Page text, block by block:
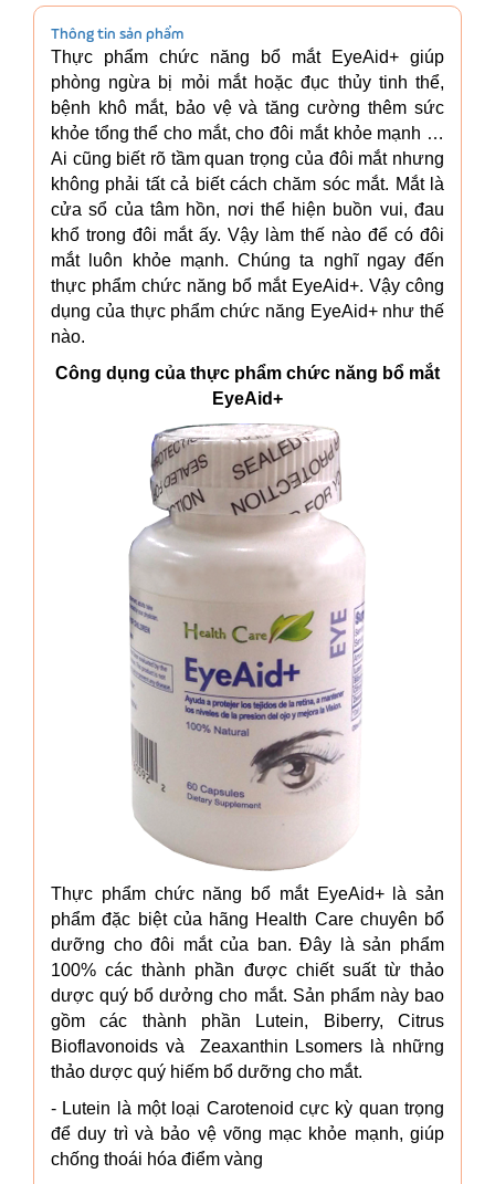
Thông tin sản phẩm
Thực phẩm chức năng bổ mắt EyeAid+ giúp
phòng ngừa bị mỏi mắt hoặc đục thủy tinh thể,
bệnh khô mắt, bảo vệ và tăng cường thêm sức
khỏe tổng thể cho mắt, cho đôi mắt khỏe mạnh …
Ai cũng biết rõ tầm quan trọng của đôi mắt nhưng
không phải tất cả biết cách chăm sóc mắt. Mắt là
cửa sổ của tâm hồn, nơi thể hiện buồn vui, đau
khổ trong đôi mắt ấy. Vậy làm thế nào để có đôi
mắt luôn khỏe mạnh. Chúng ta nghĩ ngay đến
thực phẩm chức năng bổ mắt EyeAid+. Vậy công
dụng của thực phẩm chức năng EyeAid+ như thế
nào.
Công dụng của thực phẩm chức năng bổ mắt
EyeAid+
Thực phẩm chức năng bổ mắt EyeAid+ là sản
phẩm đặc biệt của hãng Health Care chuyên bổ
dưỡng cho đôi mắt của ban. Đây là sản phẩm
100% các thành phần được chiết suất từ thảo
dược quý bổ dưởng cho mắt. Sản phẩm này bao
gồm các thành phần Lutein, Biberry, Citrus
Bioflavonoids và Zeaxanthin Lsomers là những
thảo dược quý hiếm bổ dưỡng cho mắt.
- Lutein là một loại Carotenoid cực kỳ quan trọng
để duy trì và bảo vệ võng mạc khỏe mạnh, giúp
chống thoái hóa điểm vàng